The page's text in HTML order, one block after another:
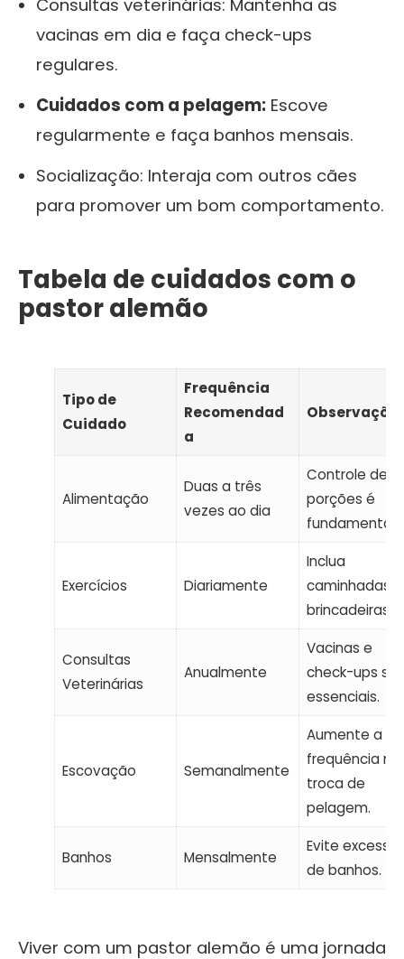
Consultas veterinárias: Mantenha as
vacinas em dia e faça check-ups
regulares.
Cuidados com a pelagem: Escove
regularmente e faça banhos mensais.
Socialização: Interaja com outros cães
para promover um bom comportamento.
Tabela de cuidados com o
pastor alemão
Tipo de
Cuidado
Frequência
Recomendad
a
Alimentação
Duas a três
vezes ao dia
Controle de
porções é
fundamental.
Exercícios Diariamente
Inclua
caminhadas e
brincadeiras.
Consultas
Veterinárias
Anualmente
Vacinas e
check-ups
essenciais.
Escovação Semanalmente
Aumente a
frequência na
troca de
pelagem.
Banhos Mensalmente
Evite excesso
de banhos.
Viver com um pastor alemão é uma jornada